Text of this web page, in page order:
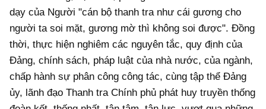
dạy của Người "cán bộ thanh tra như cái gương cho
người ta soi mặt, gương mờ thì không soi được". Đồng
thời, thực hiện nghiêm các nguyên tắc, quy định của
Đảng, chính sách, pháp luật của nhà nước, của ngành,
chấp hành sự phân công công tác, cùng tập thể Đảng
ủy, lãnh đạo Thanh tra Chính phủ phát huy truyền thống